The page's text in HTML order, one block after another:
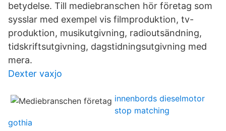
betydelse. Till mediebranschen hör företag som
sysslar med exempel vis filmproduktion, tv-
produktion, musikutgivning, radioutsändning,
tidskriftsutgivning, dagstidningsutgivning med
mera.
Dexter vaxjo
innenbords dieselmotor
stop matching
gothia